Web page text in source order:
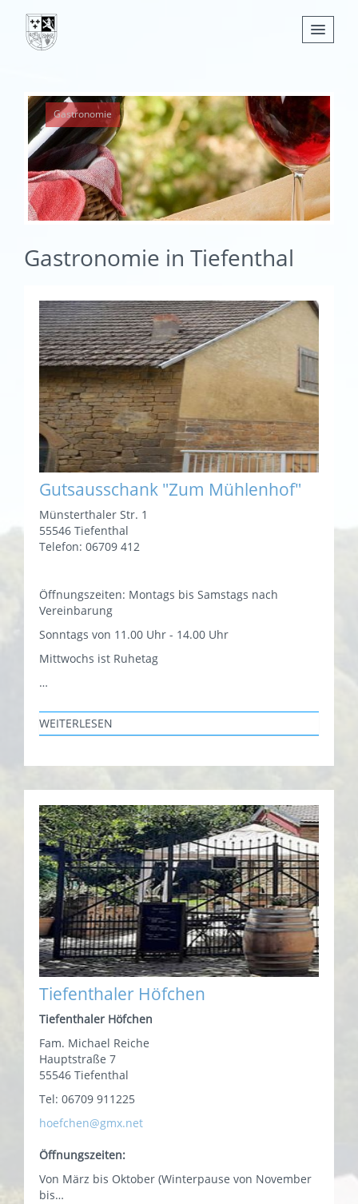
Nachrichten
Leben
Verwaltung
Tourismus
Gemeinden
Gastronomie
Gastronomie in Tiefenthal
Gutsausschank "Zum Mühlenhof"
Münsterthaler Str. 1
55546 Tiefenthal
Telefon: 06709 412
Öffnungszeiten: Montags bis Samstags nach
Vereinbarung
Sonntags von 11.00 Uhr - 14.00 Uhr
Mittwochs ist Ruhetag
…
WEITERLESEN
Tiefenthaler Höfchen
Tiefenthaler Höfchen
Fam. Michael Reiche
Hauptstraße 7
55546 Tiefenthal
Tel: 06709 911225
hoefchen@gmx.net
Öffnungszeiten:
Von März bis Oktober (Winterpause von November
bis…